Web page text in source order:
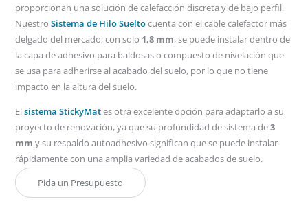
proporcionan una solución de calefacción discreta y de bajo perfil.
NuestroSistema de Hilo Sueltocuenta con el cable calefactor más
delgado del mercado; con solo 1,8 mm, se puede instalar dentro de
la capa de adhesivo para baldosas o compuesto de nivelación que
se usa para adherirse al acabado del suelo, por lo que no tiene
impacto en la altura del suelo.
Elsistema StickyMates otra excelente opción para adaptarlo a su
proyecto de renovación, ya que su profundidad de sistema de3
mm y su respaldo autoadhesivo significan que se puede instalar
rápidamente con una amplia variedad de acabados de suelo.
Pida un Presupuesto